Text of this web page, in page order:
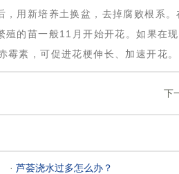
用新培养土换盆，去掉腐败根系
的苗一般11月开始开花。如果在
素，可促进花梗伸长、加速开花。
下
· 芦荟浇水过多怎么办？